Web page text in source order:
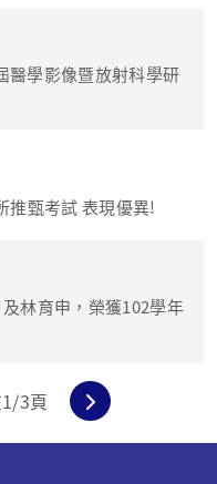
醫學影像暨放射科學研
推甄考試 表現優異!
林育申，榮獲102學年
1/3頁